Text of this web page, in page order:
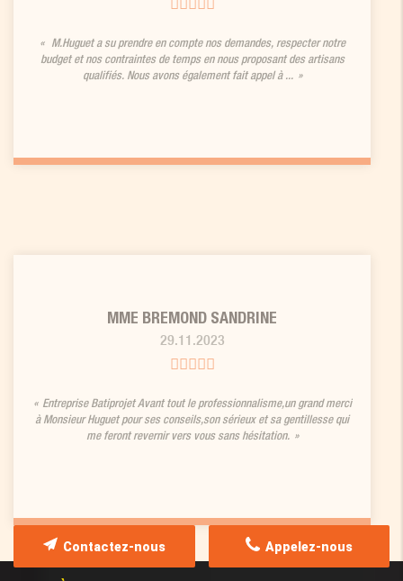
M.Huguet a su prendre en compte nos demandes, respecter notre
budget et nos contraintes de temps en nous proposant des artisans
qualifiés. Nous avons également fait appel à ...
MME BREMOND SANDRINE
29.11.2023
Entreprise Batiprojet Avant tout le professionnalisme,un grand merci
à Monsieur Huguet pour ses conseils,son sérieux et sa gentillesse qui
me feront revernir vers vous sans hésitation.
Appelez-nous
Contactez-nous